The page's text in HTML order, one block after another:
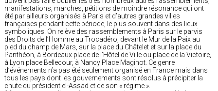
manifestations, marches, pétitions de moindre résonance qui ont
été par ailleurs organisés à Paris et d’autres grandes villes
françaises pendant cette période, le plus souvent dans des lieux
symboliques. On relève des rassemblements à Paris sur le parvis
des Droits de l’Homme au Trocadéro, devant le Mur de la Paix au
pied du champ de Mars, sur la place du Châtelet et sur la place du
Panthéon, à Bordeaux place de l’Hôtel de Ville ou place de la Victoire,
à Lyon place Bellecour, à Nancy Place Maginot. Ce genre
d’événements n’a pas été seulement organisé en France mais dans
tous les pays dont les gouvernements sont résolus à précipiter la
chute du président el-Assad et de son « régime ».